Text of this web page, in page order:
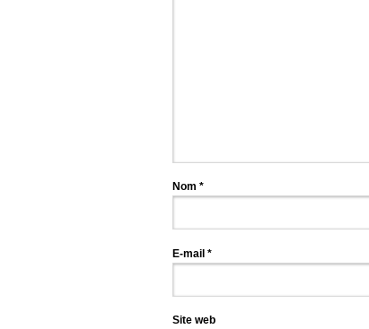
Nom *
E-mail *
Site web